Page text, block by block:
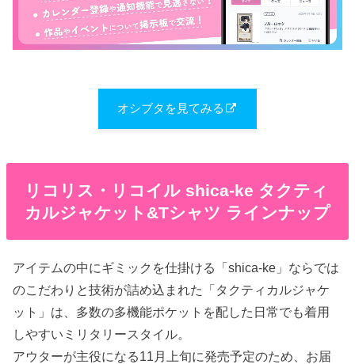
オシブタを見てみる
リコリス・リコイル shica-ke タクティ
カルジャケット&Tシャツ ラインナップ
アイテムの中にギミックを仕掛ける「shica-ke」ならでは
のこだわりと技術が詰め込まれた「タクティカルジャケ
ット」は、多数の多機能ポケットを配した日常でも着用
しやすいミリタリースタイル。
アウターが主役になる11月上旬に発売予定のため、お届